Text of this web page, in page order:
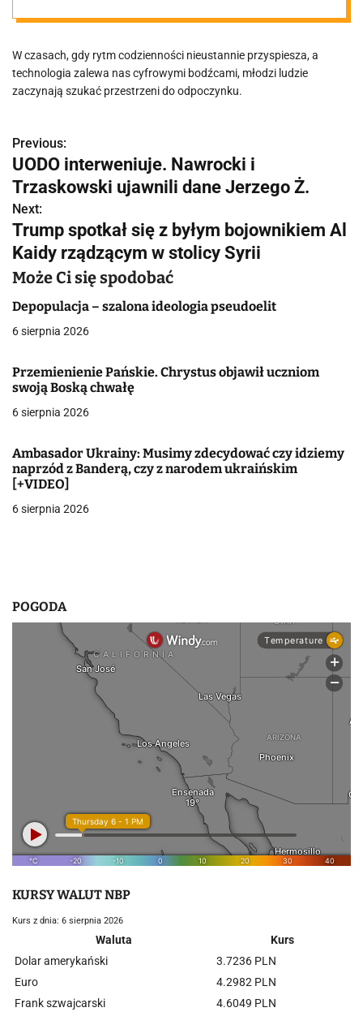
W czasach, gdy rytm codzienności nieustannie przyspiesza, a
technologia zalewa nas cyfrowymi bodźcami, młodzi ludzie
zaczynają szukać przestrzeni do odpoczynku.
N
a
w
i
g
a
c
j
a
p
i
s
Previous:
UODO interweniuje. Nawrocki i
Trzaskowski ujawnili dane Jerzego Ż.
Next:
Trump spotkał się z byłym bojownikiem Al
Kaidy rządzącym w stolicy Syrii
Może Ci się spodobać
Depopulacja – szalona ideologia pseudoelit
6 sierpnia 2026
Przemienienie Pańskie. Chrystus objawił uczniom
swoją Boską chwałę
6 sierpnia 2026
Ambasador Ukrainy: Musimy zdecydować czy idziemy
naprzód z Banderą, czy z narodem ukraińskim
[+VIDEO]
6 sierpnia 2026
POGODA
KURSY WALUT NBP
Kurs z dnia: 6 sierpnia 2026
Waluta
Kurs
Dolar amerykański
3.7236 PLN
Euro
4.2982 PLN
Frank szwajcarski
4.6049 PLN